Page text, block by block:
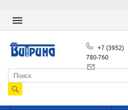
+7 (3952)
780-760